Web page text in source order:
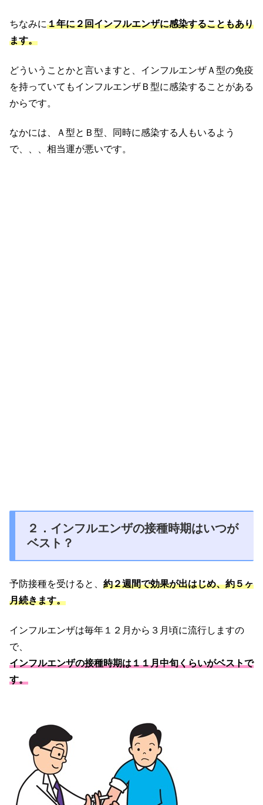
ちなみに１年に２回インフルエンザに感染することもあり
ます。
どういうことかと言いますと、インフルエンザＡ型の免疫
を持っていてもインフルエンザＢ型に感染することがある
からです。
なかには、Ａ型とＢ型、同時に感染する人もいるよう
で、、、相当運が悪いです。
２．インフルエンザの接種時期はいつが
ベスト？
予防接種を受けると、 約２週間で効果が出はじめ、約５ヶ
月続きます。
インフルエンザは毎年１２月から３月頃に流行しますの
で、
インフルエンザの接種時期は１１月中旬くらいがベストで
す。